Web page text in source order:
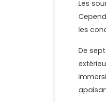
Les
les
De